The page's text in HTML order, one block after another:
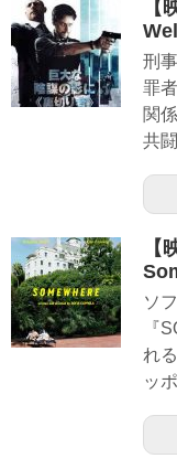
【
刑
罪
関
共
【
ソ
『
れ
ッ